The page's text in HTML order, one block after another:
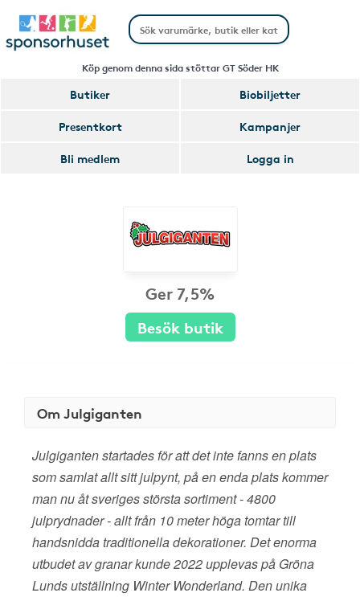
Köp genom denna sida stöttar GT Söder HK
Butiker
Biobiljetter
Presentkort
Kampanjer
Bli medlem
Logga in
Ger 7,5%
Besök butik
Om Julgiganten
Julgiganten startades för att det inte fanns en plats
som samlat allt sitt julpynt, på en enda plats kommer
man nu åt sveriges största sortiment - 4800
julprydnader - allt från 10 meter höga tomtar till
handsnidda traditionella dekorationer. Det enorma
utbudet av granar kunde 2022 upplevas på Gröna
Lunds utställning Winter Wonderland. Den unika